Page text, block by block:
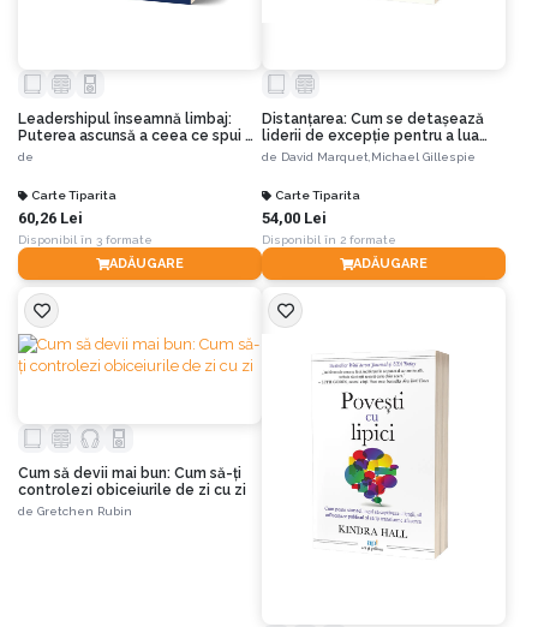
Leadershipul înseamnă limbaj:
Puterea ascunsă a ceea ce spui –
și a ceea ce nu spui
de
Carte Tiparita
60,26 Lei
Disponibil în 3 formate
ADĂUGARE
Distanțarea: Cum se detașează
liderii de excepție pentru a lua
decizii mai bune
de David Marquet, Michael Gillespie
Carte Tiparita
54,00 Lei
Disponibil în 2 formate
ADĂUGARE
Cum să devii mai bun: Cum să-ți
controlezi obiceiurile de zi cu zi
de Gretchen Rubin